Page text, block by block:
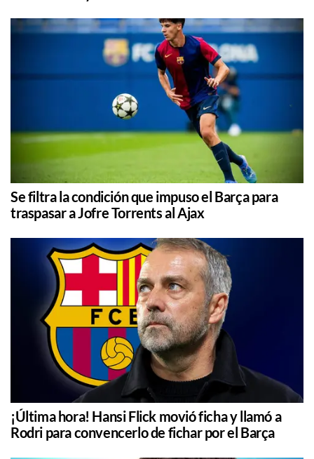
Se filtra la condición que impuso el Barça para
traspasar a Jofre Torrents al Ajax
¡Última hora! Hansi Flick movió ficha y llamó a
Rodri para convencerlo de fichar por el Barça